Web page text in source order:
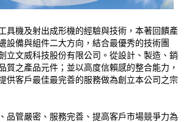
具機及射出成形機的經驗與技術，本著回饋產
設備與組件二大方向，結合最優秀的技術團
立文威科技股份有限公司。從設計、製造、銷
質之產品元件；並以高度信賴感的整合能力，
供客戶最佳最完善的服務做為創立本公司之宗
品管嚴密、服務完善、提高客戶市場競爭力為